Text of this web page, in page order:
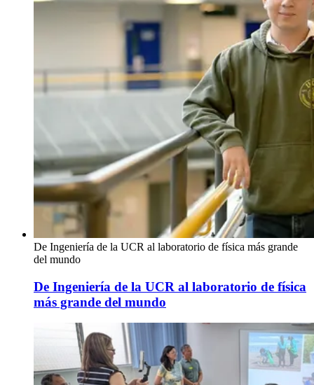
De Ingeniería de la UCR al laboratorio de física más grande
del mundo
De Ingeniería de la UCR al laboratorio de física
más grande del mundo